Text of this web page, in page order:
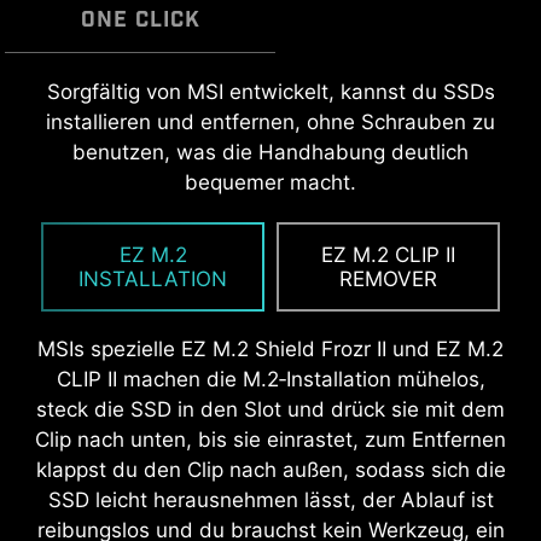
ONE CLICK
Sorgfältig von MSI entwickelt, kannst du SSDs
installieren und entfernen, ohne Schrauben zu
benutzen, was die Handhabung deutlich
bequemer macht.
EZ M.2
INSTALLATION
EZ M.2 CLIP II
REMOVER
MSIs spezielle EZ M.2 Shield Frozr II und EZ M.2
CLIP II machen die M.2‑Installation mühelos,
steck die SSD in den Slot und drück sie mit dem
Clip nach unten, bis sie einrastet, zum Entfernen
klappst du den Clip nach außen, sodass sich die
SSD leicht herausnehmen lässt, der Ablauf ist
reibungslos und du brauchst kein Werkzeug, ein
EZ MOUNTING
Die Schaltkreise der MSI-Mainboards sorgen
dafür, dass die Abstandshalter im Gehäuse
unbeschädigt bleiben. Zusätzlich ist um jedes
Schraubenloch eine Schutzbeschichtung
aufgetragen, die Kratzer an Bauteilen sowie
Schäden am Mainboard verhindert.
Mit der MSI EZ Antenna ist das montieren ganz
einfach. Die Antenne wird einfach auf das
Mainboard gesteckt, ohne dass sie geschraubt
EZ DEBUG LED
Die integrierten LEDs zeigen an, wo
ein Problem aufgetreten ist, um die
EZ OOVERCLOCKING
MSI Click BIOS X vereinfacht Übertaktung mit
One-Click-Funktionen für CPU und RAM, sodass
Eintauchen in komplexe Einstellungen.